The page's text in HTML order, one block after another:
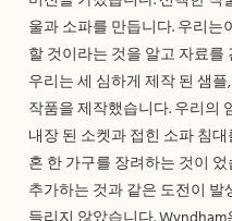
울과 소파를 만듭니다. 우리
할 것이라는 것을 알고 자료
우리는 세 심하게 제작 된 샘
작품을 제작했습니다. 우리의
내장 된 소켓과 접힌 소파 침
혼 한 가구를 장려하는 것이
추가하는 것과 같은 도전이